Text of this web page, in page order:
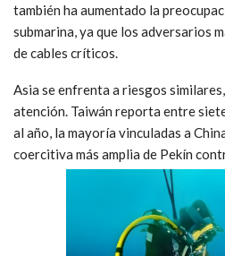
también ha aumentado la
submarina, ya que los adversarios
de cables críticos.
Asia se enfrenta a riesgos
atención. Taiwán reporta entre
al año, la mayoría vinculadas a
coercitiva más amplia de Pekín